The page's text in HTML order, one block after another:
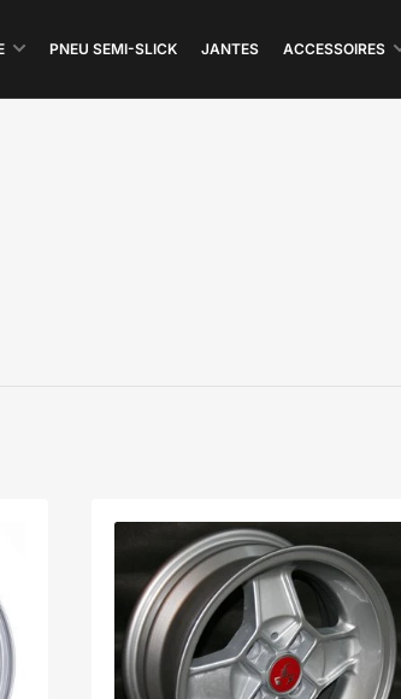
PNEU SEMI-SLICK JANTES ACCESSOIRES